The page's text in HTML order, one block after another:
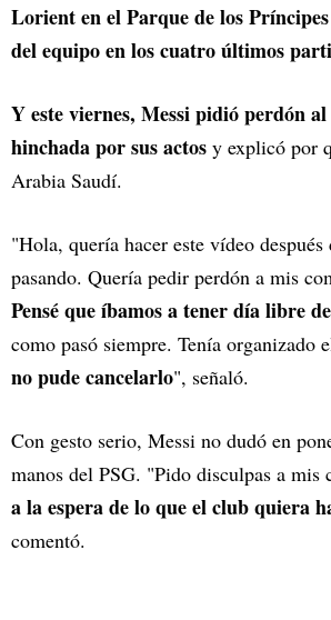
Lorient en el Parque de los
del equipo en los cuatro últimos
Y este viernes, Messi pidió perdón
hinchada por sus actos y explicó por
Arabia Saudí.
"Hola, quería hacer este vídeo después
pasando. Quería pedir perdón a mis
Pensé que íbamos a tener día libre
como pasó siempre. Tenía organizado
no pude cancelarlo", señaló.
Con gesto serio, Messi no dudó en
manos del PSG. "Pido disculpas a mis
a la espera de lo que el club quiera
comentó.